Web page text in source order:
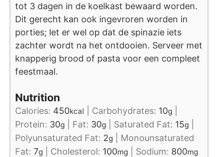
tot 3 dagen in de koelkast bewaard worden.
Dit gerecht kan ook ingevroren worden in
porties; let er wel op dat de spinazie iets
zachter wordt na het ontdooien. Serveer met
knapperig brood of pasta voor een compleet
feestmaal.
Nutrition
Calories: 450kcal Carbohydrates: 10g
Protein: 30g Fat: 30g Saturated Fat: 15g
Polyunsaturated Fat: 2g
Monounsaturated
Fat: 7g Cholesterol: 100mg Sodium: 800mg